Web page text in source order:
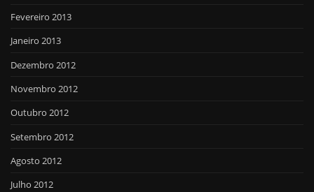
Fevereiro 2013
Janeiro 2013
Dezembro 2012
Novembro 2012
Outubro 2012
Setembro 2012
Agosto 2012
Julho 2012